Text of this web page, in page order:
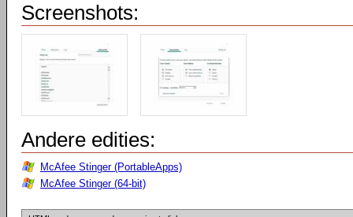
Screenshots:
Andere edities:
McAfee Stinger (PortableApps)
McAfee Stinger (64-bit)